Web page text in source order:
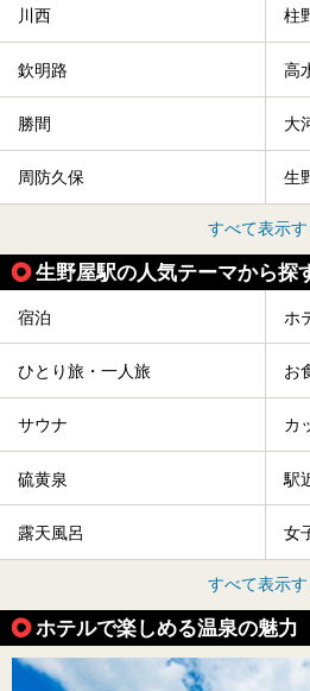
川西 柱
欽明路 高
勝間 大
周防久保 生
すべて表示す
生野屋駅の人気テーマから探
宿泊 ホ
ひとり旅・一人旅 お
サウナ カ
硫黄泉 駅
露天風呂 女
すべて表示す
ホテルで楽しめる温泉の魅力